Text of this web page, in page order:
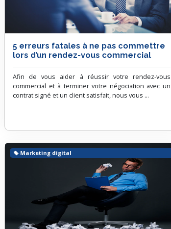
5 erreurs fatales à ne pas commettre
lors d’un rendez-vous commercial
Afin de vous aider à réussir votre rendez-vous
commercial et à terminer votre négociation avec un
contrat signé et un client satisfait, nous vous ...
Marketing digital